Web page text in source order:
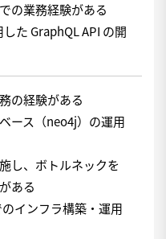
の業務経験がある
た GraphQL API の開
の経験がある
ース（neo4j）の運用
し、ボトルネックを
ある
のインフラ構築・運用